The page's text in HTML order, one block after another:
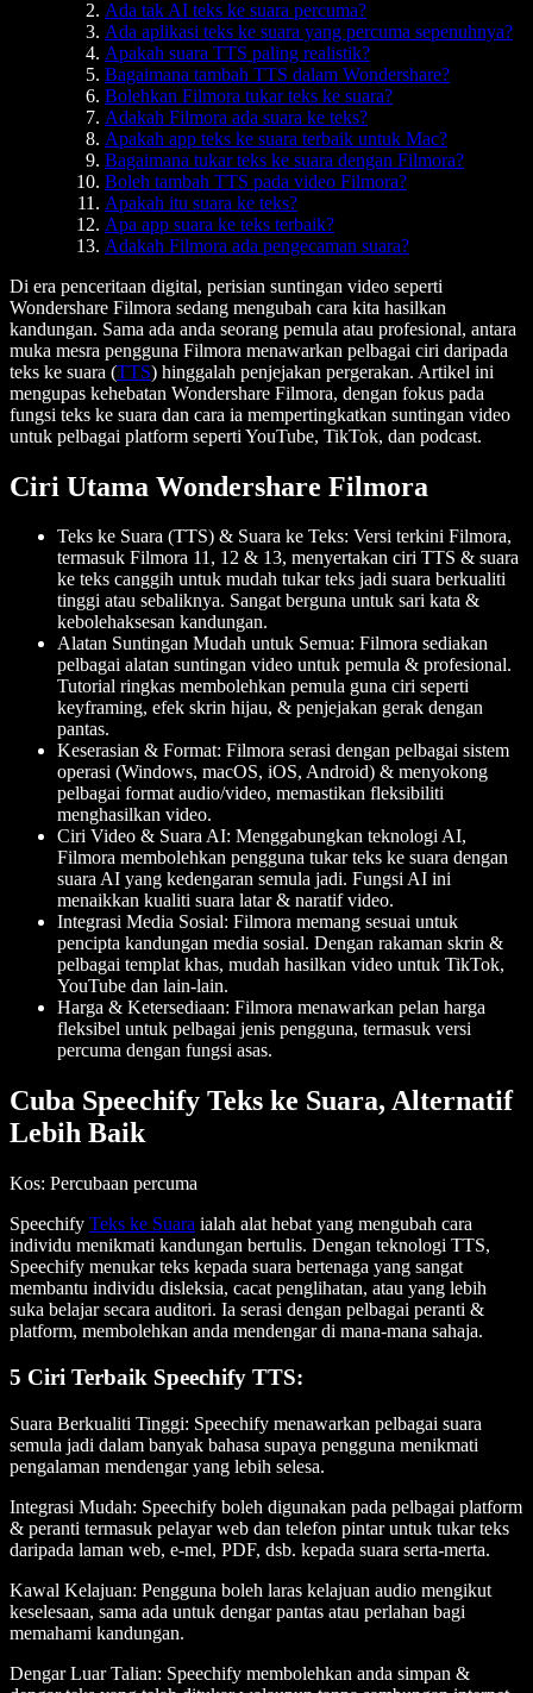
Ada tak AI teks ke suara percuma?
Ada aplikasi teks ke suara yang percuma sepenuhnya?
Apakah suara TTS paling realistik?
Bagaimana tambah TTS dalam Wondershare?
Bolehkan Filmora tukar teks ke suara?
Adakah Filmora ada suara ke teks?
Apakah app teks ke suara terbaik untuk Mac?
Bagaimana tukar teks ke suara dengan Filmora?
Boleh tambah TTS pada video Filmora?
Apakah itu suara ke teks?
Apa app suara ke teks terbaik?
Adakah Filmora ada pengecaman suara?
Di era penceritaan digital, perisian suntingan video seperti
Wondershare Filmora sedang mengubah cara kita hasilkan
kandungan. Sama ada anda seorang pemula atau profesional, antara
muka mesra pengguna Filmora menawarkan pelbagai ciri daripada
teks ke suara (TTS) hinggalah penjejakan pergerakan. Artikel ini
mengupas kehebatan Wondershare Filmora, dengan fokus pada
fungsi teks ke suara dan cara ia mempertingkatkan suntingan video
untuk pelbagai platform seperti YouTube, TikTok, dan podcast.
Ciri Utama Wondershare Filmora
Teks ke Suara (TTS) & Suara ke Teks: Versi terkini Filmora,
termasuk Filmora 11, 12 & 13, menyertakan ciri TTS & suara
ke teks canggih untuk mudah tukar teks jadi suara berkualiti
tinggi atau sebaliknya. Sangat berguna untuk sari kata &
kebolehaksesan kandungan.
Alatan Suntingan Mudah untuk Semua: Filmora sediakan
pelbagai alatan suntingan video untuk pemula & profesional.
Tutorial ringkas membolehkan pemula guna ciri seperti
keyframing, efek skrin hijau, & penjejakan gerak dengan
pantas.
Keserasian & Format: Filmora serasi dengan pelbagai sistem
operasi (Windows, macOS, iOS, Android) & menyokong
pelbagai format audio/video, memastikan fleksibiliti
menghasilkan video.
Ciri Video & Suara AI: Menggabungkan teknologi AI,
Filmora membolehkan pengguna tukar teks ke suara dengan
suara AI yang kedengaran semula jadi. Fungsi AI ini
menaikkan kualiti suara latar & naratif video.
Integrasi Media Sosial: Filmora memang sesuai untuk
pencipta kandungan media sosial. Dengan rakaman skrin &
pelbagai templat khas, mudah hasilkan video untuk TikTok,
YouTube dan lain-lain.
Harga & Ketersediaan: Filmora menawarkan pelan harga
fleksibel untuk pelbagai jenis pengguna, termasuk versi
percuma dengan fungsi asas.
Cuba Speechify Teks ke Suara, Alternatif
Lebih Baik
Kos: Percubaan percuma
Speechify Teks ke Suara ialah alat hebat yang mengubah cara
individu menikmati kandungan bertulis. Dengan teknologi TTS,
Speechify menukar teks kepada suara bertenaga yang sangat
membantu individu disleksia, cacat penglihatan, atau yang lebih
suka belajar secara auditori. Ia serasi dengan pelbagai peranti &
platform, membolehkan anda mendengar di mana-mana sahaja.
5 Ciri Terbaik Speechify TTS:
Suara Berkualiti Tinggi: Speechify menawarkan pelbagai suara
semula jadi dalam banyak bahasa supaya pengguna menikmati
pengalaman mendengar yang lebih selesa.
Integrasi Mudah: Speechify boleh digunakan pada pelbagai platform
& peranti termasuk pelayar web dan telefon pintar untuk tukar teks
daripada laman web, e-mel, PDF, dsb. kepada suara serta-merta.
Kawal Kelajuan: Pengguna boleh laras kelajuan audio mengikut
keselesaan, sama ada untuk dengar pantas atau perlahan bagi
memahami kandungan.
Dengar Luar Talian: Speechify membolehkan anda simpan &